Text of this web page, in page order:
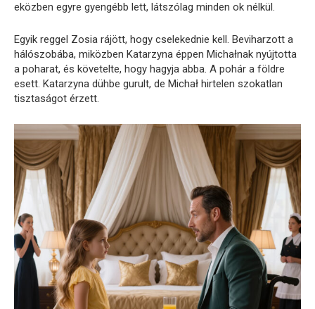
eközben egyre gyengébb lett, látszólag minden ok nélkül.
Egyik reggel Zosia rájött, hogy cselekednie kell. Beviharzott a
hálószobába, miközben Katarzyna éppen Michałnak nyújtotta
a poharat, és követelte, hogy hagyja abba. A pohár a földre
esett. Katarzyna dühbe gurult, de Michał hirtelen szokatlan
tisztaságot érzett.